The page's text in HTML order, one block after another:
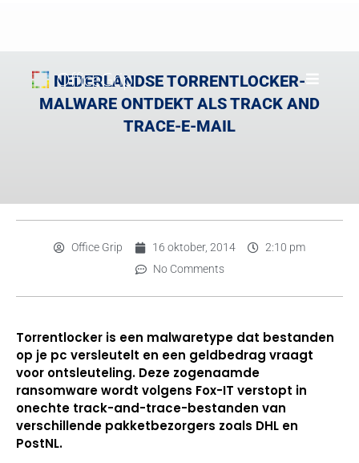
NEDERLANDSE TORRENTLOCKER-
MALWARE ONTDEKT ALS TRACK AND
TRACE-E-MAIL
Office Grip 16 oktober, 2014
2:10 pm
No Comments
Torrentlocker is een malwaretype dat bestanden
op je pc versleutelt en een geldbedrag vraagt
voor ontsleuteling. Deze zogenaamde
ransomware wordt volgens Fox-IT verstopt in
onechte track-and-trace-bestanden van
verschillende pakketbezorgers zoals DHL en
PostNL.